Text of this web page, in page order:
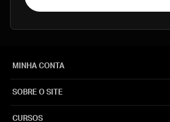
MINHA CONTA
SOBRE O SITE
CURSOS